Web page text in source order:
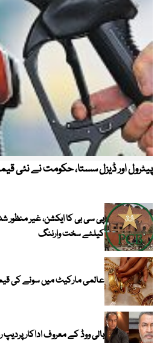
پیٹرول اور ڈیزل سستا، حکومت نے نئی
پی سی بی کا ایکشن، غیر منظور
کیلئے سخت وارننگ
عالمی مارکیٹ میں سونے کی
بالی ووڈ کے معروف اداکار پردیپ